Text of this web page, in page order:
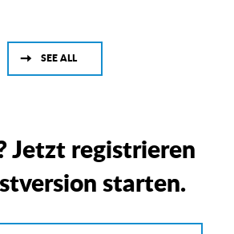
SEE ALL
Jetzt registrieren
starten.